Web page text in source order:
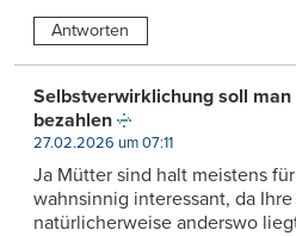
Antworten
Selbstverwirklichung soll man
bezahlen
27.02.2026 um 07:11
Ja Mütter sind halt meistens
wahnsinnig interessant, da
natürlicherweise anderswo